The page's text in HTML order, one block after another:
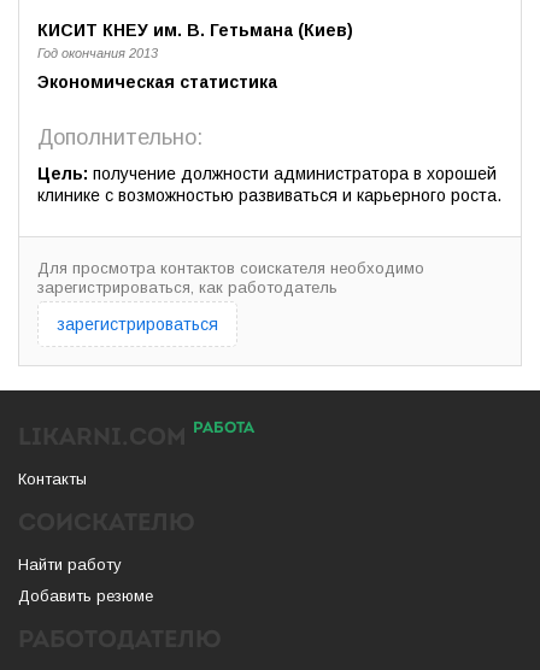
КИСИТ КНЕУ им. В. Гетьмана (Киев)
Год окончания 2013
Экономическая статистика
Дополнительно:
Цель: получение должности администратора в хорошей
клинике с возможностью развиваться и карьерного роста.
Для просмотра контактов соискателя необходимо
зарегистрироваться, как работодатель
зарегистрироваться
РАБОТА
Контакты
Найти работу
Добавить резюме